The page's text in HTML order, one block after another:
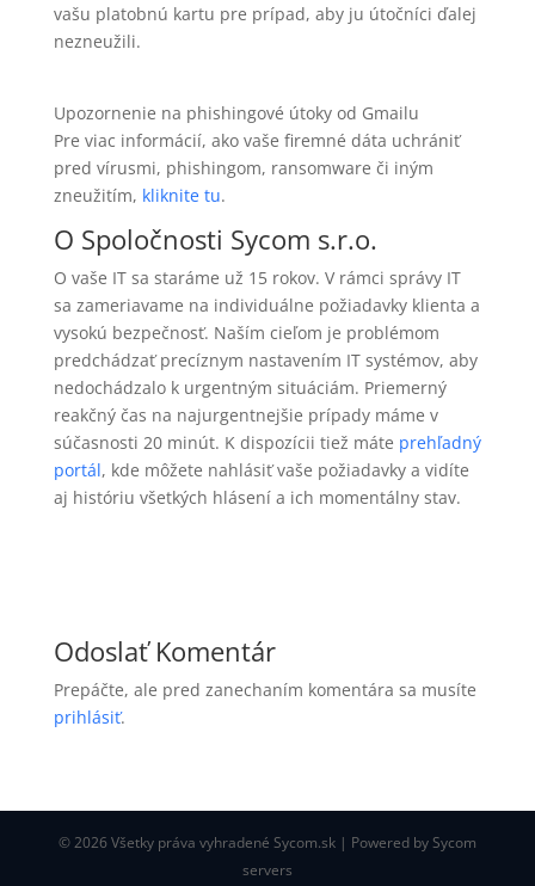
vašu platobnú kartu pre prípad, aby ju útočníci ďalej
nezneužili.
Upozornenie na phishingové útoky od Gmailu
Pre viac informácií, ako vaše firemné dáta uchrániť
pred vírusmi, phishingom, ransomware či iným
zneužitím, kliknite tu.
O Spoločnosti Sycom s.r.o.
O vaše IT sa staráme už 15 rokov. V rámci správy IT
sa zameriavame na individuálne požiadavky klienta a
vysokú bezpečnosť. Naším cieľom je problémom
predchádzať precíznym nastavením IT systémov, aby
nedochádzalo k urgentným situáciám. Priemerný
reakčný čas na najurgentnejšie prípady máme v
súčasnosti 20 minút. K dispozícii tiež máte prehľadný
portál, kde môžete nahlásiť vaše požiadavky a vidíte
aj históriu všetkých hlásení a ich momentálny stav.
Odoslať Komentár
Prepáčte, ale pred zanechaním komentára sa musíte
prihlásiť.
© 2026 Všetky práva vyhradené Sycom.sk | Powered by Sycom
servers